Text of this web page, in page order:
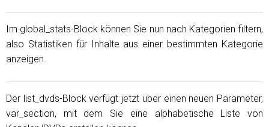
Im global_stats-Block können Sie nun nach Kategorien filtern,
also Statistiken für Inhalte aus einer bestimmten Kategorie
anzeigen.
Der list_dvds-Block verfügt jetzt über einen neuen Parameter,
var_section, mit dem Sie eine alphabetische Liste von